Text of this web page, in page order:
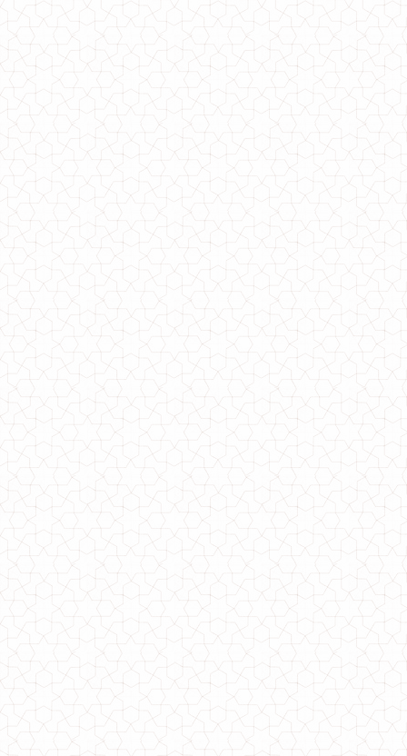
Літнє офісне плаття
530.00грн.
Офісне плаття міді з гудзиками
1440.00грн.
Жіноче офісне плаття великого розміру
660.00грн.